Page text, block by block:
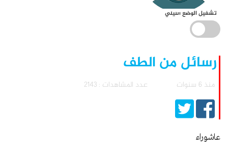
تشغيل الوضع الليلي
رسائل من الطف
منذ 6 سنوات عدد المشاهدات : 2143
عاشوراء